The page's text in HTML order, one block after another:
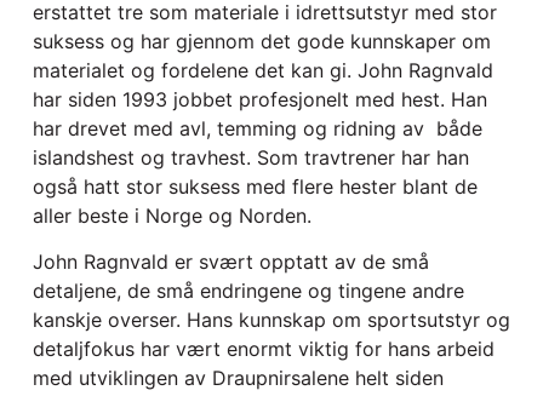
erstattet tre som materiale i idrettsutstyr med stor
suksess og har gjennom det gode kunnskaper om
materialet og fordelene det kan gi. John Ragnvald
har siden 1993 jobbet profesjonelt med hest. Han
har drevet med avl, temming og ridning av både
islandshest og travhest. Som travtrener har han
også hatt stor suksess med flere hester blant de
aller beste i Norge og Norden.
John Ragnvald er svært opptatt av de små
detaljene, de små endringene og tingene andre
kanskje overser. Hans kunnskap om sportsutstyr og
detaljfokus har vært enormt viktig for hans arbeid
med utviklingen av Draupnirsalene helt siden